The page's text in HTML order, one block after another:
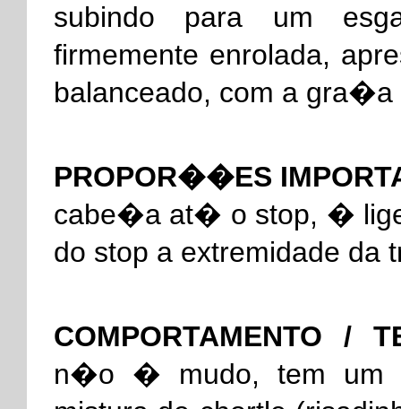
subindo para um
firmemente enrolada,
balanceado, com a gra�a
PROPOR��ES
cabe�a at� o stop, �
do stop a extremidade da
COMPORTAMENTO /
n�o � mudo, tem um